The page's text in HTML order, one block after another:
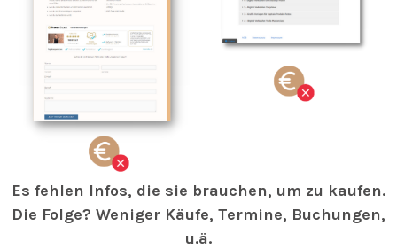
Es fehlen Infos, die sie brauchen, um zu kaufen.
Die Folge? Weniger Käufe, Termine, Buchungen,
u.ä.